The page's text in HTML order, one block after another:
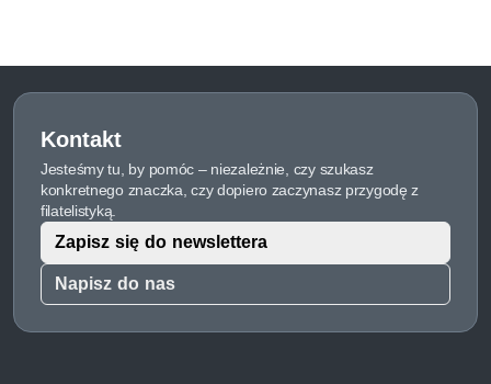
Kontakt
Jesteśmy tu, by pomóc – niezależnie, czy szukasz
konkretnego znaczka, czy dopiero zaczynasz przygodę z
filatelistyką.
Napisz do nas
Zapisz się do newslettera